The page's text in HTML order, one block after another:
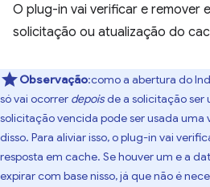
O plug-in vai verificar e remover
solicitação ou atualização do
Observação:como a abertura do
só vai ocorrer depoisde a solicitação ser
solicitação vencida pode ser usada uma
disso. Para aliviar isso, o plug-in vai
resposta em cache. Se houver um e a
expirar com base nisso, já que não é